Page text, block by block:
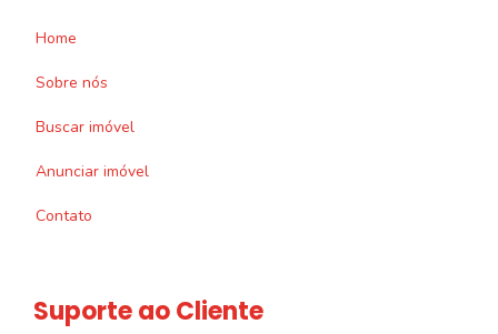
Home
Sobre nós
Buscar imóvel
Anunciar imóvel
Contato
Suporte ao Cliente